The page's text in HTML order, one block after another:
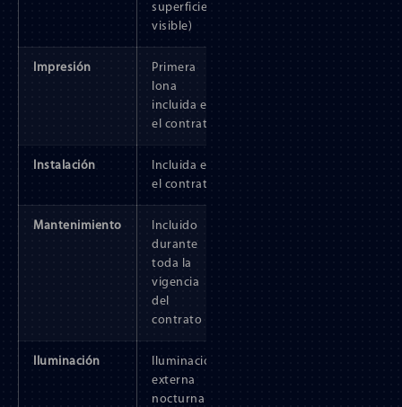
superficie
visible)
Impresión
Primera
lona
incluida en
el contrato
Instalación
Incluida en
el contrato
Mantenimiento
Incluido
durante
toda la
vigencia
del
contrato
Iluminación
Iluminación
externa
nocturna